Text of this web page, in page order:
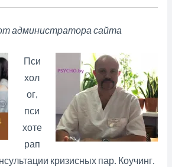
администратора сайта
Пси
хол
ог,
пси
хоте
рап
кризисных пар. Коучинг.